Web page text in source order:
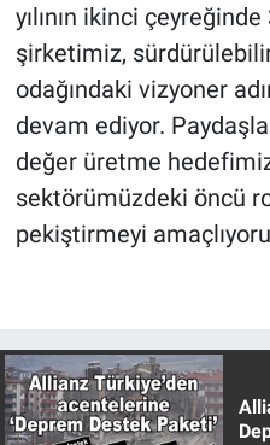
yılının ikinci çeyreğinde
şirketimiz,
odağındaki vizyoner
devam ediyor.
değer üretme
sektörümüzdeki öncü
pekiştirmeyi